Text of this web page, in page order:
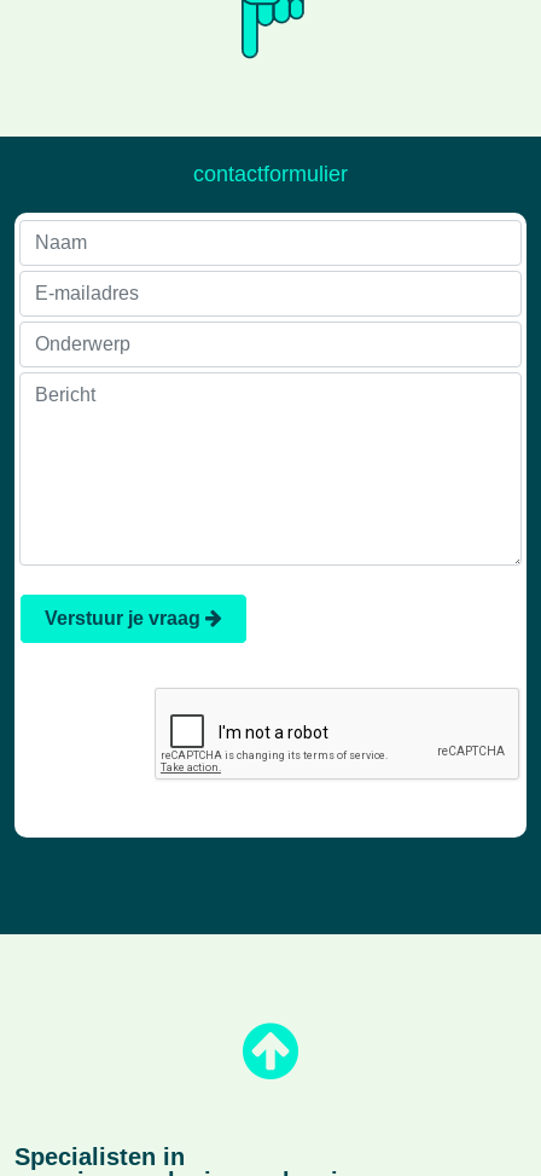
contactformulier
Verstuur je vraag
Specialisten in